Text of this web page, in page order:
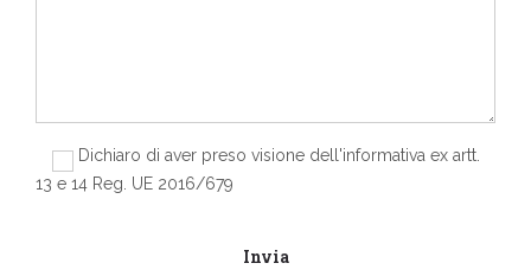
Dichiaro di aver preso visione dell'informativa ex artt.
13 e 14 Reg. UE 2016/679